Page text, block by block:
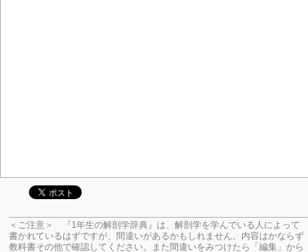
＜ご注意＞ 『1年生の解剖学辞典』は、解剖学を学んでいる人によって
書かれているはずですが、間違いがあるかもしれません。内容はかならず
教科書その他で確認してください。
また間違いをみつけたら「編集」から